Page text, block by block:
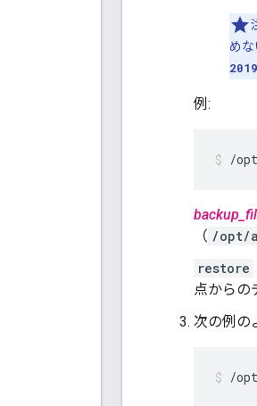
め
例:
/
（ /opt/
restore
点からの
次の例の
/